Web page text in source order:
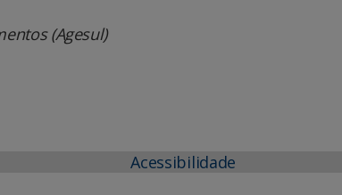
(Agesul)
Acessibilidade